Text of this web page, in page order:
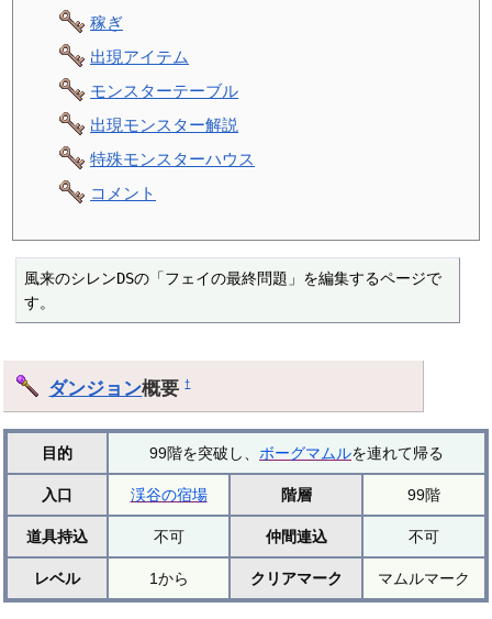
稼ぎ
出現アイテム
モンスターテーブル
出現モンスター解説
特殊モンスターハウス
コメント
風来のシレンDSの「フェイの最終問題」を編集するページで
す。
ダンジョン概要†
目的 99階を突破し、 ボーグマムルを連れて帰る
入口 渓谷の宿場 階層 99階
道具持込 不可 仲間連込 不可
レベル 1から クリアマーク マムルマーク